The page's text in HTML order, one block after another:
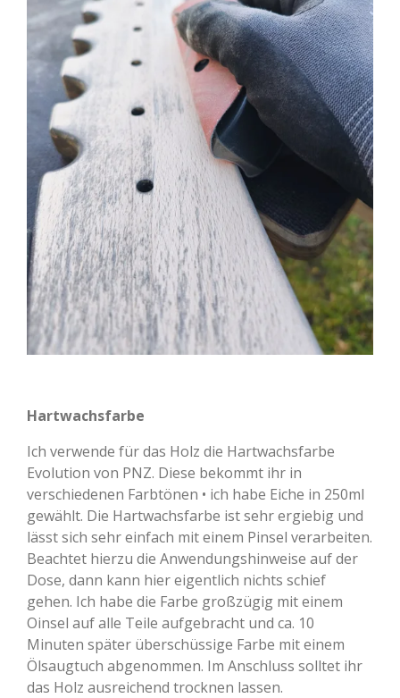
Hartwachsfarbe
Ich verwende für das Holz die Hartwachsfarbe
Evolution von PNZ. Diese bekommt ihr in
verschiedenen Farbtönen • ich habe Eiche in 250ml
gewählt. Die Hartwachsfarbe ist sehr ergiebig und
lässt sich sehr einfach mit einem Pinsel verarbeiten.
Beachtet hierzu die Anwendungshinweise auf der
Dose, dann kann hier eigentlich nichts schief
gehen. Ich habe die Farbe großzügig mit einem
Oinsel auf alle Teile aufgebracht und ca. 10
Minuten später überschüssige Farbe mit einem
Ölsaugtuch abgenommen. Im Anschluss solltet ihr
das Holz ausreichend trocknen lassen.